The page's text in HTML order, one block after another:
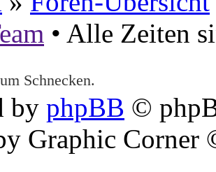
• Alle Zeiten
Schnecken.
by phpBB ©
Graphic Corner